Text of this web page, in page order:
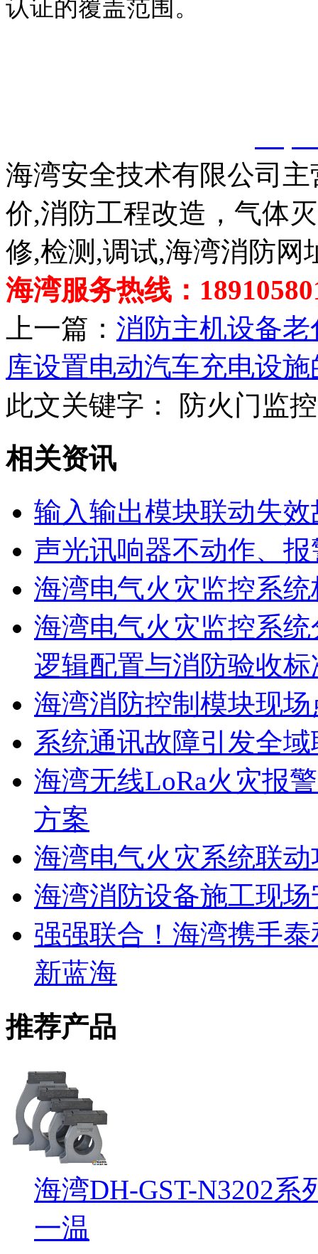
认证的覆盖范围。
海湾安全技术有限公司
价,消防工程改造，气体
修,检测,调试,海湾消防网
海湾服务热线：
上一篇： 消防主机设备
库设置电动汽车充电设
此文关键字：
防火门监
相关资讯
输入输出模块联动失效
声光讯响器不动作、
海湾电气火灾监控系
海湾电气火灾监控系
逻辑配置与消防验收标
海湾消防控制模块现
系统通讯故障引发全
海湾无线LoRa火灾报
方案
海湾电气火灾系统联
海湾消防设备施工现
强强联合！海湾携手
新蓝海
推荐产品
海湾DH-GST-N3202
一温